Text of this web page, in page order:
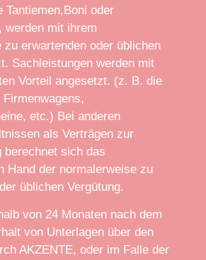
Tantiemen,Boni oder
werden mit ihrem
zu erwartenden oder üblichen
Sachleistungen werden mit
Vorteil angesetzt. (z. B. die
etc.) Bei anderen
als Verträgen zur
berechnet sich das
Hand der normalerweise zu
üblichen Vergütung.
von 24 Monaten nach dem
von Unterlagen über den
AKZENTE, oder im Falle der